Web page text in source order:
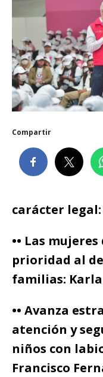
Compartir
carácter
•• Las
prioridad al
familias:
•• Avanza
atención y
niños con
Francisco